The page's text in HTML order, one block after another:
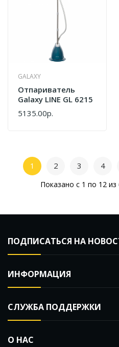
GALAXY
Отпариватель
Galaxy LINE GL 6215
5135.00р.
1 2 3 4
Показано с 1 по 12 из
ПОДПИСАТЬСЯ НА
ИНФОРМАЦИЯ
СЛУЖБА ПОДДЕРЖКИ
О НАС